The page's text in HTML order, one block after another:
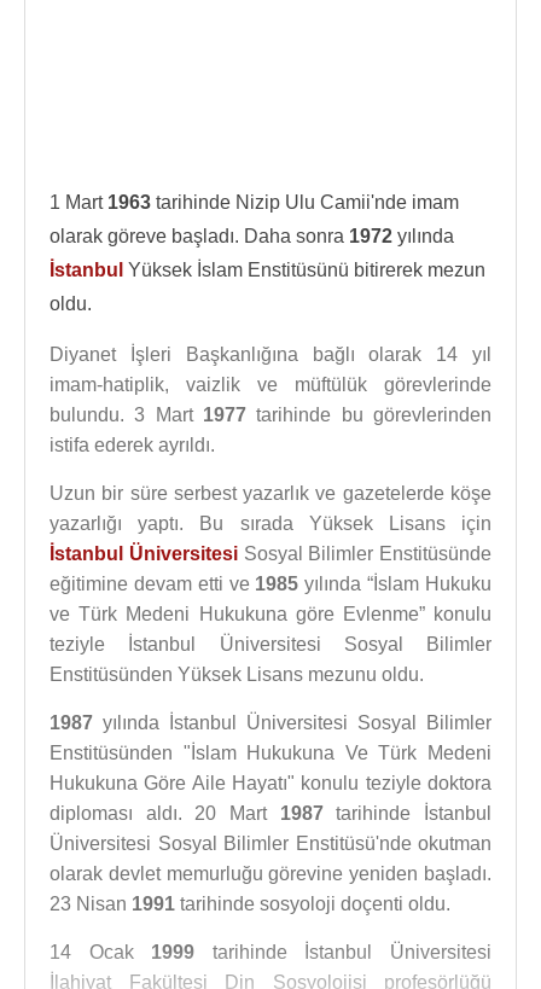
1 Mart 1963 tarihinde Nizip Ulu Camii'nde imam
olarak göreve başladı. Daha sonra 1972 yılında
İstanbul Yüksek İslam Enstitüsünü bitirerek mezun
oldu.
Diyanet İşleri Başkanlığına bağlı olarak 14 yıl
imam-hatiplik, vaizlik ve müftülük görevlerinde
bulundu. 3 Mart 1977 tarihinde bu görevlerinden
istifa ederek ayrıldı.
Uzun bir süre serbest yazarlık ve gazetelerde köşe
yazarlığı yaptı. Bu sırada Yüksek Lisans için
İstanbul ÜniversitesiSosyal Bilimler Enstitüsünde
eğitimine devam etti ve 1985 yılında “İslam Hukuku
ve Türk Medeni Hukukuna göre Evlenme” konulu
teziyle İstanbul Üniversitesi Sosyal Bilimler
Enstitüsünden Yüksek Lisans mezunu oldu.
1987 yılında İstanbul Üniversitesi Sosyal Bilimler
Enstitüsünden "İslam Hukukuna Ve Türk Medeni
Hukukuna Göre Aile Hayatı" konulu teziyle doktora
diploması aldı. 20 Mart 1987tarihinde İstanbul
Üniversitesi Sosyal Bilimler Enstitüsü'nde okutman
olarak devlet memurluğu görevine yeniden başladı.
23 Nisan 1991 tarihinde sosyoloji doçenti oldu.
14 Ocak 1999 tarihinde İstanbul Üniversitesi
İlahiyat Fakültesi Din Sosyolojisi profesörlüğü